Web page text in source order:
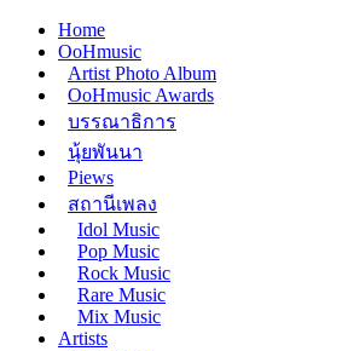
Home
OoHmusic
Artist Photo Album
OoHmusic Awards
บรรณาธิการ
นุ้ยพันนา
Piews
สถานีเพลง
Idol Music
Pop Music
Rock Music
Rare Music
Mix Music
Artists